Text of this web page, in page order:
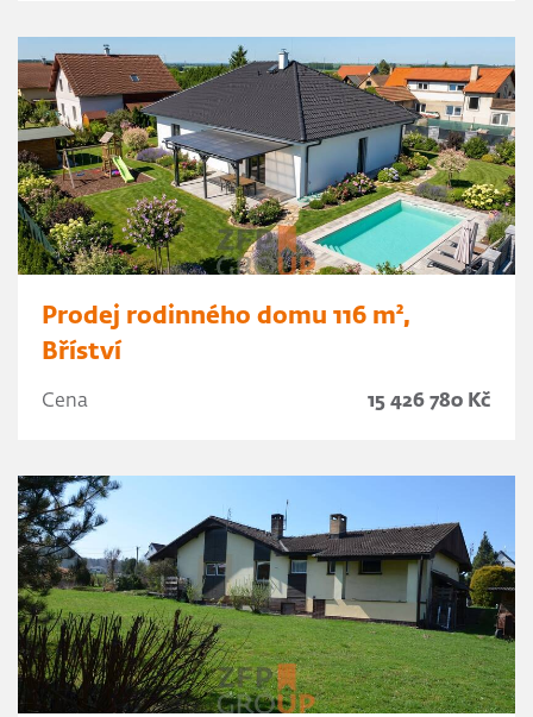
Prodej rodinného domu 116 m²,
Bříství
Cena 15 426 780 Kč